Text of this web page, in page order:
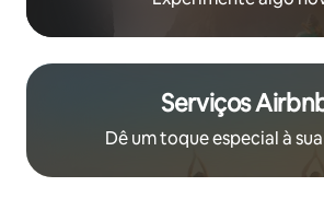
Serviços
Dê um toque especial à